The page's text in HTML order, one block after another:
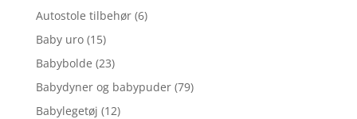
Autostole tilbehør (6)
Baby uro (15)
Babybolde (23)
Babydyner og babypuder (79)
Babylegetøj (12)